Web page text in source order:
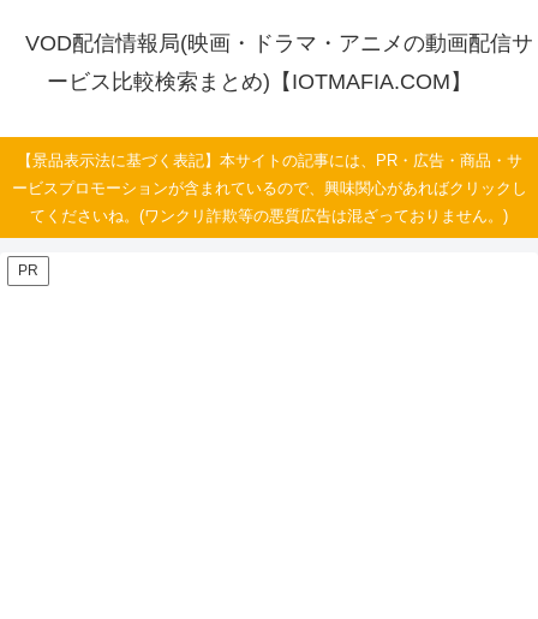
VOD配信情報局(映画・ドラマ・アニメの動画配信サ
ービス比較検索まとめ)【IOTMAFIA.COM】
【景品表示法に基づく表記】本サイトの記事には、PR・広告・商品・サ
ービスプロモーションが含まれているので、興味関心があればクリックし
てくださいね。(ワンクリ詐欺等の悪質広告は混ざっておりません。)
PR